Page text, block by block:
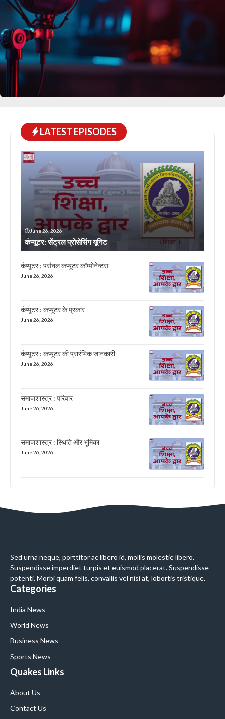
LATEST EPISODES
June 26, 2026
कंप्यूटर: सेंट्रल प्रोसेसिंग यूनिट
कंप्यूटर : पर्सनल कंप्यूटर कॉम्पोनेन्टस
June 26, 2026
कंप्यूटर : कंप्यूटर के प्रकार
June 26, 2026
कंप्यूटर : कंप्यूटर की प्रारंभिक जानकारी
June 26, 2026
समाजशास्त्र : परिवार
June 26, 2026
समाजशास्त्र : स्थिति और भूमिका
June 26, 2026
Sed urna neque, porttitor ac libero id, mollis molestie libero.
Suspendisse imperdiet turpis et euismod placerat. Suspendisse
potenti. Morbi quam felis, convallis vel nisi at, lobortis tristique.
Categories
India News
World News
Business News
Sports News
Quakes Links
About Us
Contact Us